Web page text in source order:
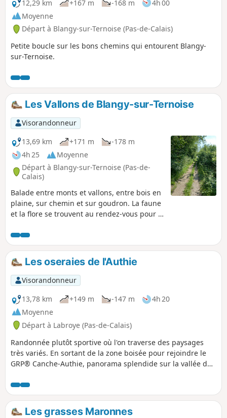
12,29 km +167 m -168 m
4h 00
Moyenne
Départ à Blangy-sur-Ternoise (Pas-de-Calais)
Petite boucle sur les bons chemins qui entourent Blangy-
sur-Ternoise.
Les Vallons de Blangy-sur-Ternoise
Visorandonneur
13,69 km
+171 m
-178 m
4h 25
Moyenne
Départ à Blangy-sur-Ternoise (Pas-de-
Calais)
Balade entre monts et vallons, entre bois en
plaine, sur chemin et sur goudron. La faune
et la flore se trouvent au rendez-vous pour le
grimpettes mais rien d'insurmontable.
Les oseraies de l'Authie
Visorandonneur
13,78 km
+149 m -147 m
4h 20
Moyenne
Départ à Labroye (Pas-de-Calais)
Randonnée plutôt sportive où l'on traverse des paysages
très variés. En sortant de la zone boisée pour rejoindre le
GRP® Canche-Authie, panorama splendide sur la vallée de
Les grasses Maronnes